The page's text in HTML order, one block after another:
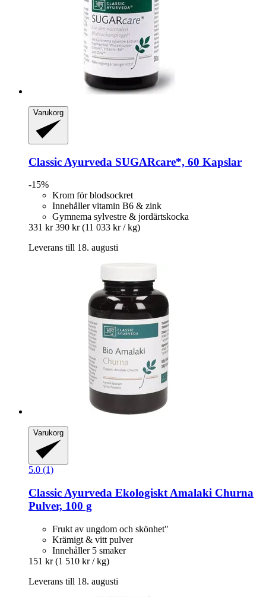
Varukorg
Classic Ayurveda SUGARcare*, 60 Kapslar
-15%
Krom för blodsockret
Innehåller vitamin B6 & zink
Gymnema sylvestre & jordärtskocka
331 kr 390 kr (11 033 kr / kg)
Leverans till 18. augusti
Varukorg
5.0 (1)
Classic Ayurveda Ekologiskt Amalaki Churna
Pulver, 100 g
Frukt av ungdom och skönhet"
Krämigt & vitt pulver
Innehåller 5 smaker
151 kr (1 510 kr / kg)
Leverans till 18. augusti